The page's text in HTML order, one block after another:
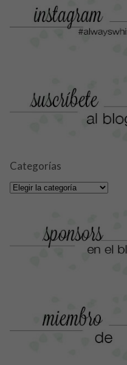
Categorías
Categorías